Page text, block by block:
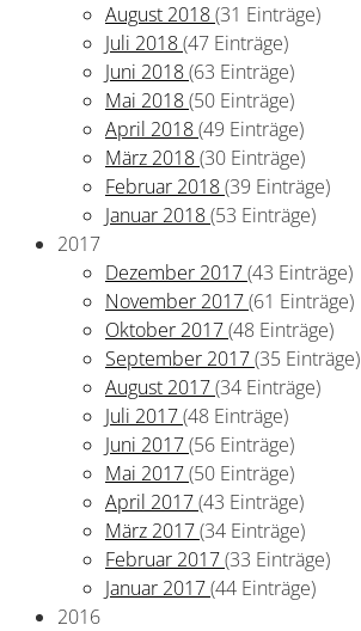
August 2018(31 Einträge)
Juli 2018(47 Einträge)
Juni 2018(63 Einträge)
Mai 2018(50 Einträge)
April 2018(49 Einträge)
März 2018(30 Einträge)
Februar 2018(39 Einträge)
Januar 2018(53 Einträge)
2017
Dezember 2017(43 Einträge)
November 2017(61 Einträge)
Oktober 2017(48 Einträge)
September 2017(35 Einträge)
August 2017(34 Einträge)
Juli 2017(48 Einträge)
Juni 2017(56 Einträge)
Mai 2017(50 Einträge)
April 2017(43 Einträge)
März 2017(34 Einträge)
Februar 2017(33 Einträge)
Januar 2017(44 Einträge)
2016